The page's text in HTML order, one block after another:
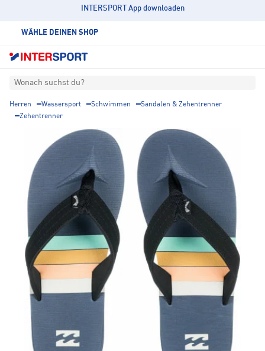
INTERSPORT App downloaden
WÄHLE DEINEN SHOP
Wonach suchst du?
Herren Wassersport Schwimmen
Sandalen & Zehentrenner
Zehentrenner